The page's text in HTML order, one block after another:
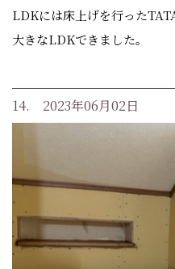
LDKには床上げを行った
大きなLDKできました。
14. 2023年06月02日